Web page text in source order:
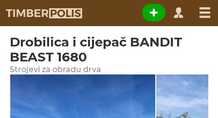
Drobilica i cijepač BANDIT
BEAST 1680
Strojevi za obradu drva